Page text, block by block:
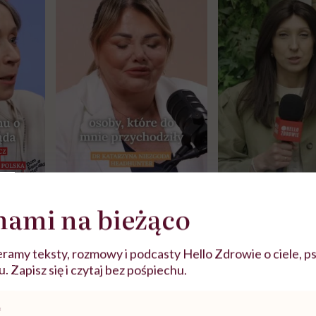
"Jestem w ciąży, co mi się
należy?". Headhunter o
Wkrótce nowa
na bieżąco
teksty, rozmowy i podcasty Hello Zdrowie o ciele,
Zapisz się i czytaj bez pośpiechu.